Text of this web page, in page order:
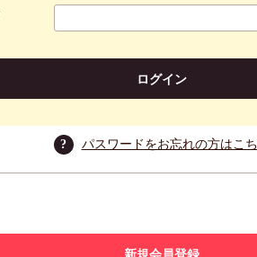
ログイン
? パスワードをお忘れの方はこ